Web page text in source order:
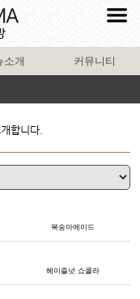
소개 커뮤니티
합니다.
복숭아에이드
헤이즐넛 쇼콜라